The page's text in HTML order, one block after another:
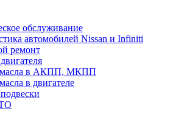
обслуживание
автомобилей Nissan и Infiniti
ремонт
масла в АКПП, МКПП
в двигателе